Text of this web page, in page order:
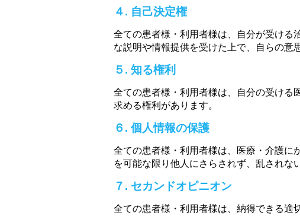
４. 自己決定権
全ての患者様・利用者様は、自分が受ける
な説明や情報提供を受けた上で、自らの意
５. 知る権利
全ての患者様・利用者様は、自分の受ける
求める権利があります。
６. 個人情報の保護
全ての患者様・利用者様は、医療・介護に
を可能な限り他人にさらされず、乱されな
７. セカンドオピニオン
全ての患者様・利用者様は、納得できる適